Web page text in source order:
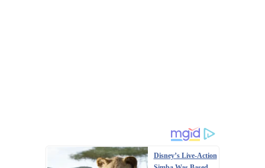
Disney’s Live-Action